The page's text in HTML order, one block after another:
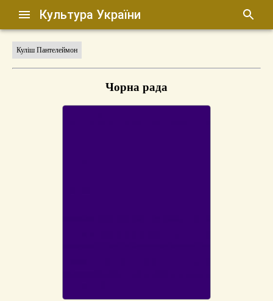
Культура України
Куліш Пантелеймон
Чорна рада